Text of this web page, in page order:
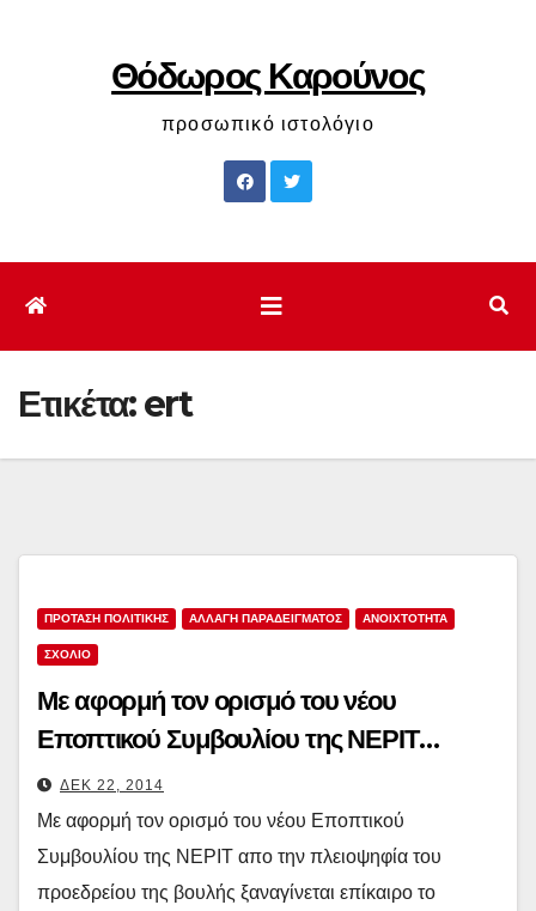
Θόδωρος Καρούνος
προσωπικό ιστολόγιο
Ετικέτα:ert
ΠΡΟΤΑΣΗ ΠΟΛΙΤΙΚΗΣ ΑΛΛΑΓΗ ΠΑΡΑΔΕΙΓΜΑΤΟΣ ΑΝΟΙΧΤΌΤΗΤΑ
ΣΧΟΛΙΟ
Με αφορμή τον ορισμό του νέου
Εποπτικού Συμβουλίου της ΝΕΡΙΤ…
ΔΕΚ 22, 2014
Με αφορμή τον ορισμό του νέου Εποπτικού
Συμβουλίου της ΝΕΡΙΤ απο την πλειοψηφία του
προεδρείου της βουλής ξαναγίνεται επίκαιρο το